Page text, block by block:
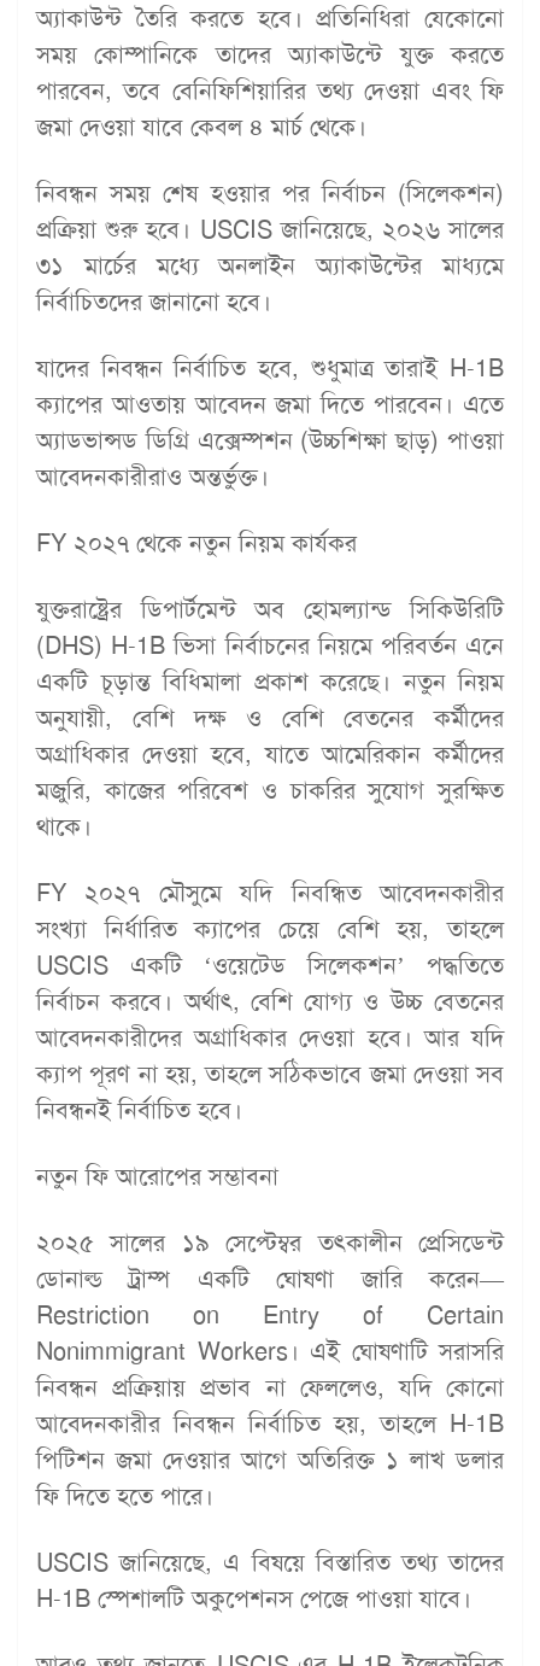
অ্যাকাউন্ট তৈরি করতে হবে। প্রতিনিধিরা যেকোনো
সময় কোম্পানিকে তাদের অ্যাকাউন্টে যুক্ত করতে
পারবেন, তবে বেনিফিশিয়ারির তথ্য দেওয়া এবং ফি
জমা দেওয়া যাবে কেবল ৪ মার্চ থেকে।
নিবন্ধন সময় শেষ হওয়ার পর নির্বাচন (সিলেকশন)
প্রক্রিয়া শুরু হবে। USCIS জানিয়েছে, ২০২৬ সালের
৩১ মার্চের মধ্যে অনলাইন অ্যাকাউন্টের মাধ্যমে
নির্বাচিতদের জানানো হবে।
যাদের নিবন্ধন নির্বাচিত হবে, শুধুমাত্র তারাই H-1B
ক্যাপের আওতায় আবেদন জমা দিতে পারবেন। এতে
অ্যাডভান্সড ডিগ্রি এক্সেম্পশন (উচ্চশিক্ষা ছাড়) পাওয়া
আবেদনকারীরাও অন্তর্ভুক্ত।
FY ২০২৭ থেকে নতুন নিয়ম কার্যকর
যুক্তরাষ্ট্রের ডিপার্টমেন্ট অব হোমল্যান্ড সিকিউরিটি
(DHS) H-1B ভিসা নির্বাচনের নিয়মে পরিবর্তন এনে
একটি চূড়ান্ত বিধিমালা প্রকাশ করেছে। নতুন নিয়ম
অনুযায়ী, বেশি দক্ষ ও বেশি বেতনের কর্মীদের
অগ্রাধিকার দেওয়া হবে, যাতে আমেরিকান কর্মীদের
মজুরি, কাজের পরিবেশ ও চাকরির সুযোগ সুরক্ষিত
থাকে।
FY ২০২৭ মৌসুমে যদি নিবন্ধিত আবেদনকারীর
সংখ্যা নির্ধারিত ক্যাপের চেয়ে বেশি হয়, তাহলে
USCIS একটি ‘ওয়েটেড সিলেকশন’ পদ্ধতিতে
নির্বাচন করবে। অর্থাৎ, বেশি যোগ্য ও উচ্চ বেতনের
আবেদনকারীদের অগ্রাধিকার দেওয়া হবে। আর যদি
ক্যাপ পূরণ না হয়, তাহলে সঠিকভাবে জমা দেওয়া সব
নিবন্ধনই নির্বাচিত হবে।
নতুন ফি আরোপের সম্ভাবনা
২০২৫ সালের ১৯ সেপ্টেম্বর তৎকালীন প্রেসিডেন্ট
ডোনাল্ড ট্রাম্প একটি ঘোষণা জারি করেন—
Restriction on Entry of Certain
Nonimmigrant Workers। এই ঘোষণাটি সরাসরি
নিবন্ধন প্রক্রিয়ায় প্রভাব না ফেললেও, যদি কোনো
আবেদনকারীর নিবন্ধন নির্বাচিত হয়, তাহলে H-1B
পিটিশন জমা দেওয়ার আগে অতিরিক্ত ১ লাখ ডলার
ফি দিতে হতে পারে।
USCIS জানিয়েছে, এ বিষয়ে বিস্তারিত তথ্য তাদের
H-1B স্পেশালটি অকুপেশনস পেজে পাওয়া যাবে।